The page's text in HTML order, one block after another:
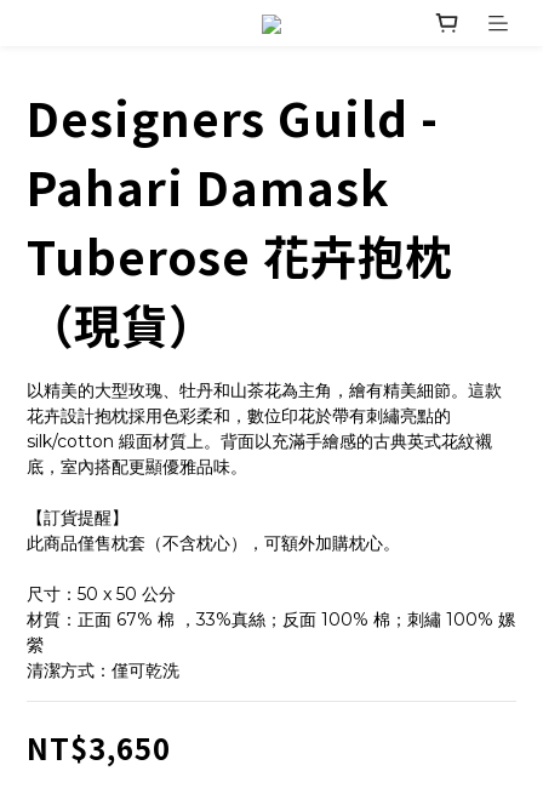
Designers Guild -
Pahari Damask
Tuberose 花卉抱枕
（現貨）
以精美的大型玫瑰、牡丹和山茶花為主角，繪有精美細節。這款
花卉設計抱枕採用色彩柔和，數位印花於帶有刺繡亮點的
silk/cotton 緞面材質上。背面以充滿手繪感的古典英式花紋襯
底，室內搭配更顯優雅品味。
【訂貨提醒】
此商品僅售枕套（不含枕心），可額外加購枕心。
尺寸：50 x 50 公分
材質：正面 67% 棉 ，33%真絲；反面 100% 棉；刺繡 100% 嫘
縈
清潔方式：僅可乾洗
NT$3,650